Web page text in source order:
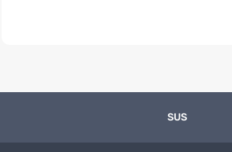
sau activități de zi cu zi. Un cumpărător
SUS